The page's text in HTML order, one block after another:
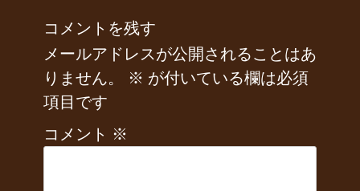
ー
シ
ョ
ン
コメントを残す
メールアドレスが公開されることはあ
りません。
※ が付いている欄は必須
項目です
コメント ※